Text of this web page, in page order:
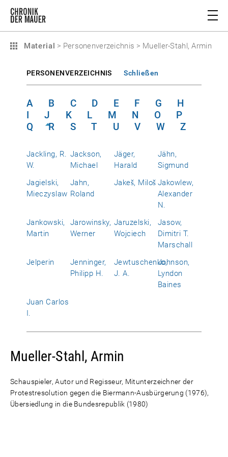
Material > Personenverzeichnis > Mueller-Stahl, Armin
PERSONENVERZEICHNIS Schließen
A B C D E F G
H
I
J K L M N O
P
Q
R S T U V W Z
Jackling, R.
W.
Jackson,
Michael
Jäger,
Harald
Jähn,
Sigmund
Jagielski,
Mieczyslaw
Jahn,
Roland
Jakeš, Miloš Jakowlew,
Alexander
N.
Jankowski,
Martin
Jarowinsky,
Werner
Jaruzelski,
Wojciech
Jasow,
Dimitri T.
Marschall
Jelperin
Jenninger,
Philipp H.
Jewtuschenko,
J. A.
Johnson,
Lyndon
Baines
Juan Carlos
I.
Mueller-Stahl, Armin
Schauspieler, Autor und Regisseur, Mitunterzeichner der
Protestresolution gegen die Biermann-Ausbürgerung (1976),
Übersiedlung in die Bundesrepublik (1980)